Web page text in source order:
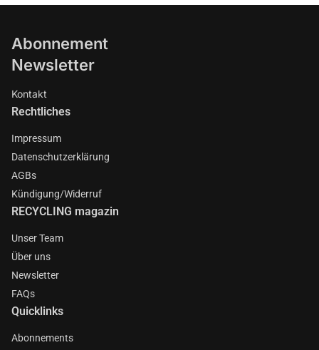
Abonnement
Newsletter
Kontakt
Rechtliches
Impressum
Datenschutzerklärung
AGBs
Kündigung/Widerruf
RECYCLING magazin
Unser Team
Über uns
Newsletter
FAQs
Quicklinks
Abonnements